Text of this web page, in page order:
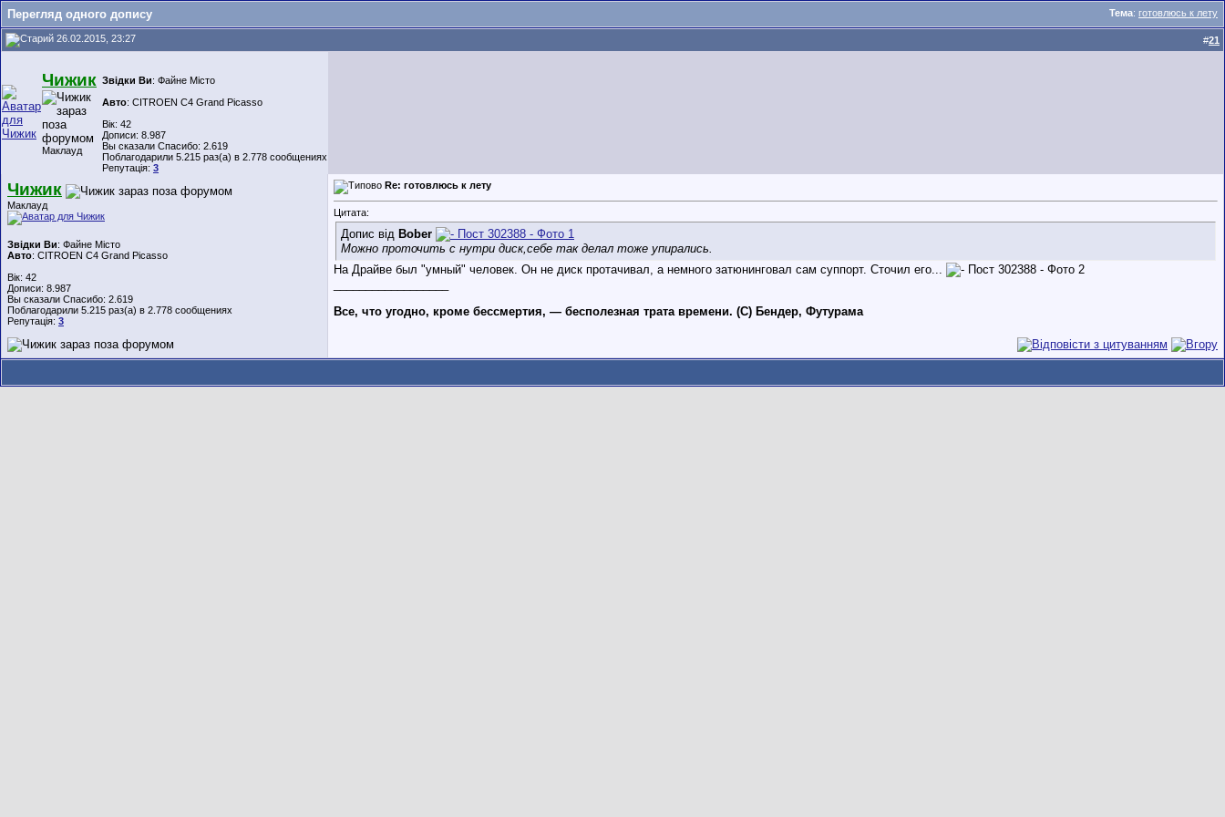
Тема: готовлюсь к лету
Перегляд одного допису
26.02.2015, 23:27 #21
Чижик
Маклауд
Звідки Ви: Файне Місто
Авто: CITROEN C4 Grand Picasso
Вік: 42
Дописи: 8.987
Вы сказали Спасибо: 2.619
Поблагодарили 5.215 раз(а) в 2.778 сообщениях
Репутація: 3
Чижик
Маклауд
Звідки Ви: Файне Місто
Авто: CITROEN C4 Grand Picasso
Вік: 42
Дописи: 8.987
Вы сказали Спасибо: 2.619
Поблагодарили 5.215 раз(а) в 2.778 сообщениях
Репутація: 3
Re: готовлюсь к лету
Цитата:
Допис від Bober
Можно проточить с нутри диск,себе так делал тоже упирались.
На Драйве был "умный" человек. Он не диск протачивал, а немного затюнинговал сам суппорт. Сточил его...
Все, что угодно, кроме бессмертия, — бесполезная трата времени. (С) Бендер, Футурама